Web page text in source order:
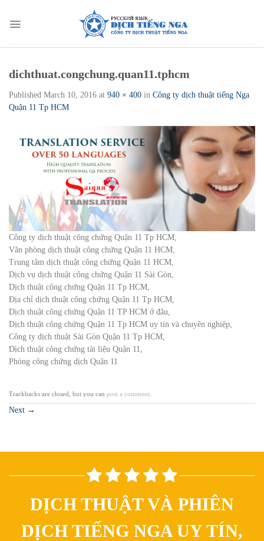
content
dichthuat.congchung.quan11.tphcm
Published March 10, 2016 at 940 × 400 in Công ty dịch thuật tiếng Nga
Quận 11 Tp HCM
Công ty dịch thuật công chứng Quận 11 Tp HCM,
Văn phòng dịch thuật công chứng Quận 11 HCM,
Trung tâm dịch thuật công chứng Quận 11 HCM,
Dịch vụ dịch thuật công chứng Quận 11 Sài Gòn,
Dịch thuật công chứng Quận 11 Tp HCM,
Địa chỉ dịch thuật công chứng Quận 11 Tp HCM,
Dịch thuật công chứng Quận 11 TP HCM ở đâu,
Dịch thuật công chứng Quận 11 Tp HCM uy tín và chuyên nghiệp,
Công ty dịch thuật Sài Gòn Quận 11 Tp HCM,
Dịch thuật công chứng tài liệu Quận 11,
Phòng công chứng dịch Quận 11
Trackbacks are closed, but you can post a comment
Next →
DỊCH THUẬT VÀ PHIÊN
DỊCH TIẾNG NGA UY TÍN,